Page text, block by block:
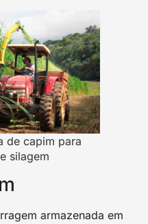
de capim para
silagem
armazenada em